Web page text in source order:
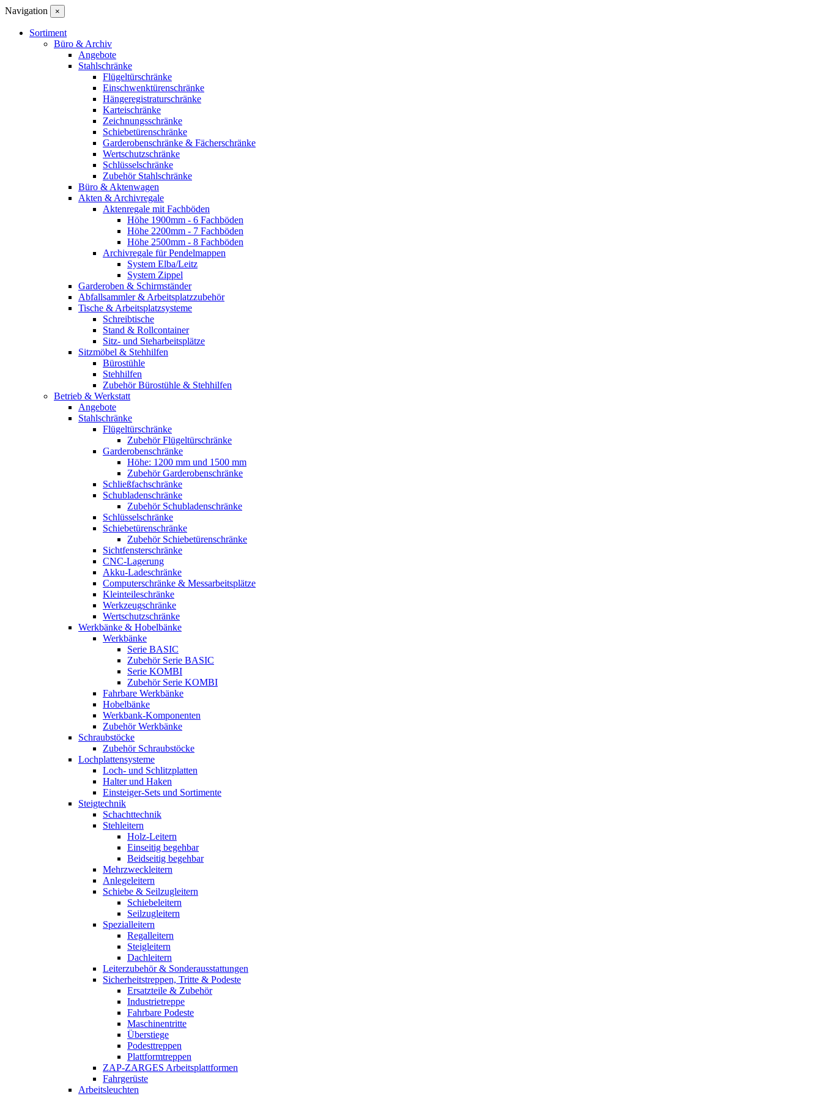
Navigation ×
Sortiment
Büro & Archiv
Angebote
Stahlschränke
Flügeltürschränke
Einschwenktürenschränke
Hängeregistraturschränke
Karteischränke
Zeichnungsschränke
Schiebetürenschränke
Garderobenschränke & Fächerschränke
Wertschutzschränke
Schlüsselschränke
Zubehör Stahlschränke
Büro & Aktenwagen
Akten & Archivregale
Aktenregale mit Fachböden
Höhe 1900mm - 6 Fachböden
Höhe 2200mm - 7 Fachböden
Höhe 2500mm - 8 Fachböden
Archivregale für Pendelmappen
System Elba/Leitz
System Zippel
Garderoben & Schirmständer
Abfallsammler & Arbeitsplatzzubehör
Tische & Arbeitsplatzsysteme
Schreibtische
Stand & Rollcontainer
Sitz- und Steharbeitsplätze
Sitzmöbel & Stehhilfen
Bürostühle
Stehhilfen
Zubehör Bürostühle & Stehhilfen
Betrieb & Werkstatt
Angebote
Stahlschränke
Flügeltürschränke
Zubehör Flügeltürschränke
Garderobenschränke
Höhe: 1200 mm und 1500 mm
Zubehör Garderobenschränke
Schließfachschränke
Schubladenschränke
Zubehör Schubladenschränke
Schlüsselschränke
Schiebetürenschränke
Zubehör Schiebetürenschränke
Sichtfensterschränke
CNC-Lagerung
Akku-Ladeschränke
Computerschränke & Messarbeitsplätze
Kleinteileschränke
Werkzeugschränke
Wertschutzschränke
Werkbänke & Hobelbänke
Werkbänke
Serie BASIC
Zubehör Serie BASIC
Serie KOMBI
Zubehör Serie KOMBI
Fahrbare Werkbänke
Hobelbänke
Werkbank-Komponenten
Zubehör Werkbänke
Schraubstöcke
Zubehör Schraubstöcke
Lochplattensysteme
Loch- und Schlitzplatten
Halter und Haken
Einsteiger-Sets und Sortimente
Steigtechnik
Schachttechnik
Stehleitern
Holz-Leitern
Einseitig begehbar
Beidseitig begehbar
Mehrzweckleitern
Anlegeleitern
Schiebe & Seilzugleitern
Schiebeleitern
Seilzugleitern
Spezialleitern
Regalleitern
Steigleitern
Dachleitern
Leiterzubehör & Sonderausstattungen
Sicherheitstreppen, Tritte & Podeste
Ersatzteile & Zubehör
Industrietreppe
Fahrbare Podeste
Maschinentritte
Überstiege
Podesttreppen
Plattformtreppen
ZAP-ZARGES Arbeitsplattformen
Fahrgerüste
Arbeitsleuchten